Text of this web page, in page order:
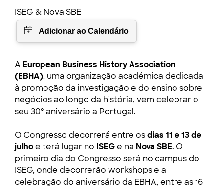
ISEG & Nova SBE
A European Business History Association
(EBHA), uma organização académica dedicada
à promoção da investigação e do ensino sobre
negócios ao longo da história, vem celebrar o
seu 30º aniversário a Portugal.
O Congresso decorrerá entre osdias 11 e 13 de
julhoe terá lugar no ISEGe na Nova SBE. O
primeiro dia do Congresso será no campus do
ISEG, onde decorrerão workshops e a
celebração do aniversário da EBHA, entre as 16